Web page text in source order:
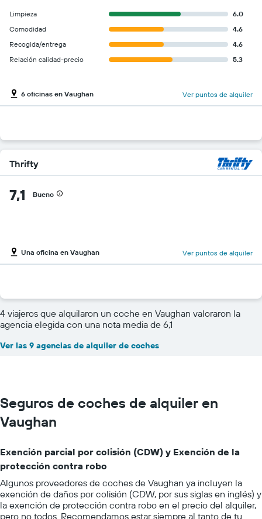
Limpieza
6.0
Comodidad
4.6
Recogida/entrega
4.6
Relación calidad-precio
5.3
6 oficinas en Vaughan Ver puntos de alquiler
Thrifty
7,1 Bueno
Una oficina en Vaughan Ver puntos de alquiler
4 viajeros que alquilaron un coche en Vaughan valoraron la
agencia elegida con una nota media de 6,1
Ver las 9 agencias de alquiler de coches
Seguros de coches de alquiler en
Vaughan
Exención parcial por colisión (CDW) y Exención de la
protección contra robo
Algunos proveedores de coches de Vaughan ya incluyen la
exención de daños por colisión (CDW, por sus siglas en inglés) y
la exención de protección contra robo en el precio del alquiler,
pero no todos. Recomendamos estar siempre al tanto de tu